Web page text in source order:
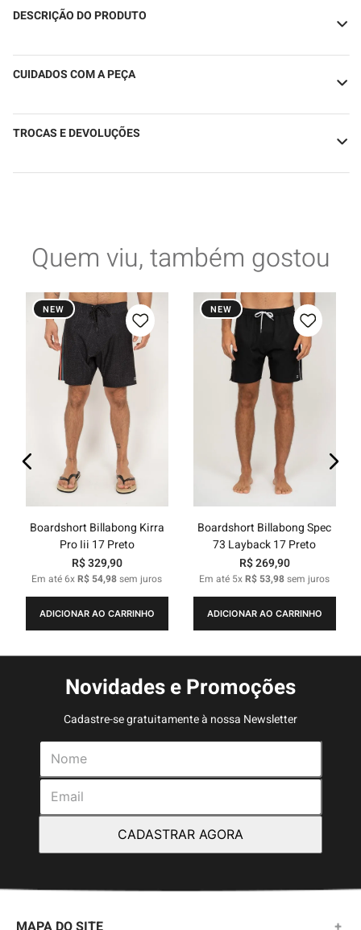
DESCRIÇÃO DO PRODUTO
CUIDADOS COM A PEÇA
TROCAS E DEVOLUÇÕES
Quem viu, também gostou
NEW
Boardshort Billabong Kirra
Pro Iii 17 Preto
R$329,90
Em até6xR$ 54,98sem juros
ADICIONAR AO CARRINHO
NEW
Boardshort Billabong Spec
73 Layback 17 Preto
R$269,90
Em até 5xR$ 53,98sem juros
ADICIONAR AO CARRINHO
Novidades e Promoções
Cadastre-se gratuitamente à nossa Newsletter
CADASTRAR AGORA